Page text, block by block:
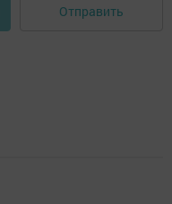
Отправить